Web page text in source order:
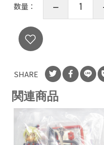
数量：
SHARE
関連商品